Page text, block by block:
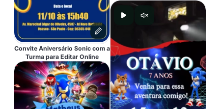
Convite Aniversário Sonic com a
Turma para Editar Online